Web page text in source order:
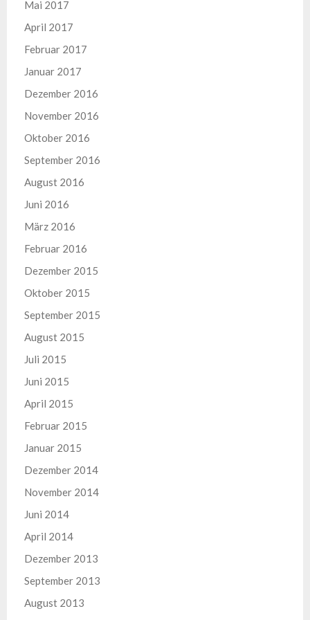
Mai 2017
April 2017
Februar 2017
Januar 2017
Dezember 2016
November 2016
Oktober 2016
September 2016
August 2016
Juni 2016
März 2016
Februar 2016
Dezember 2015
Oktober 2015
September 2015
August 2015
Juli 2015
Juni 2015
April 2015
Februar 2015
Januar 2015
Dezember 2014
November 2014
Juni 2014
April 2014
Dezember 2013
September 2013
August 2013